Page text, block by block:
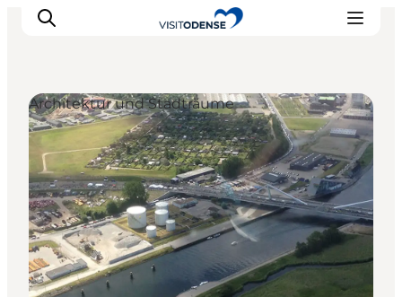
Odense erleben
Veranstaltungen
Reiseplanung
Inspiration
Architektur und Stadträume